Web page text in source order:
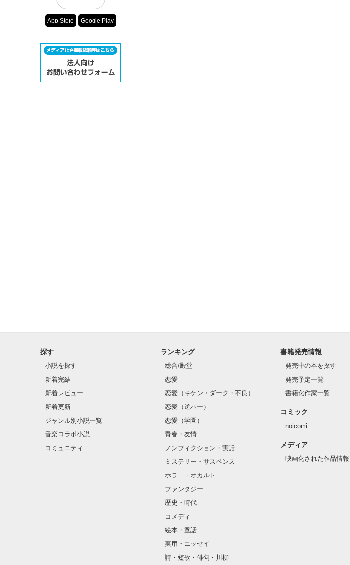
App Store Google Play
探す
小説を探す
新着完結
新着レビュー
新着更新
ジャンル別小説一覧
音楽コラボ小説
コミュニティ
ランキング
総合/殿堂
恋愛
恋愛（キケン・ダーク・不良）
恋愛（逆ハー）
恋愛（学園）
青春・友情
ノンフィクション・実話
ミステリー・サスペンス
ホラー・オカルト
ファンタジー
歴史・時代
コメディ
絵本・童話
実用・エッセイ
詩・短歌・俳句・川柳
書籍発売情報
発売中の本を探す
発売予定一覧
書籍化作家一覧
コミック
noicomi
メディア
映画化された作品情報